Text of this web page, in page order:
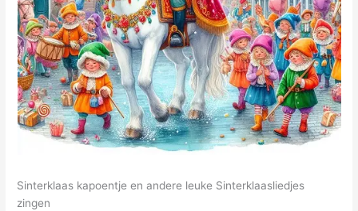
Sinterklaas kapoentje en andere leuke Sinterklaasliedjes
zingen